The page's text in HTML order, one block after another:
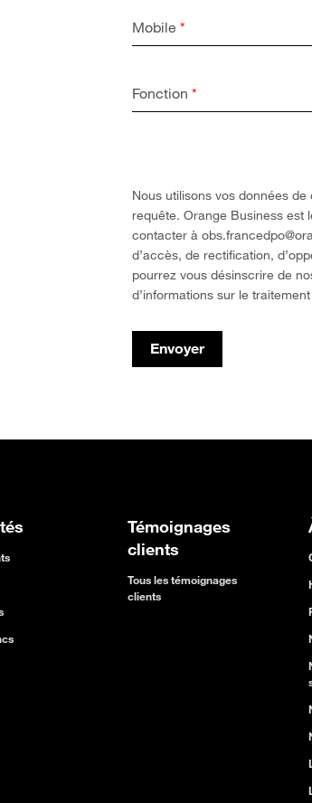
*
Mobile
Nous utilisons vos données
requête. Orange Business est
contacter à
d’accès, de rectification,
pourrez vous désinscrire de
d’informations sur le
*
Fonction
Envoyer
Témoignages
clients
Tous les témoignages
clients